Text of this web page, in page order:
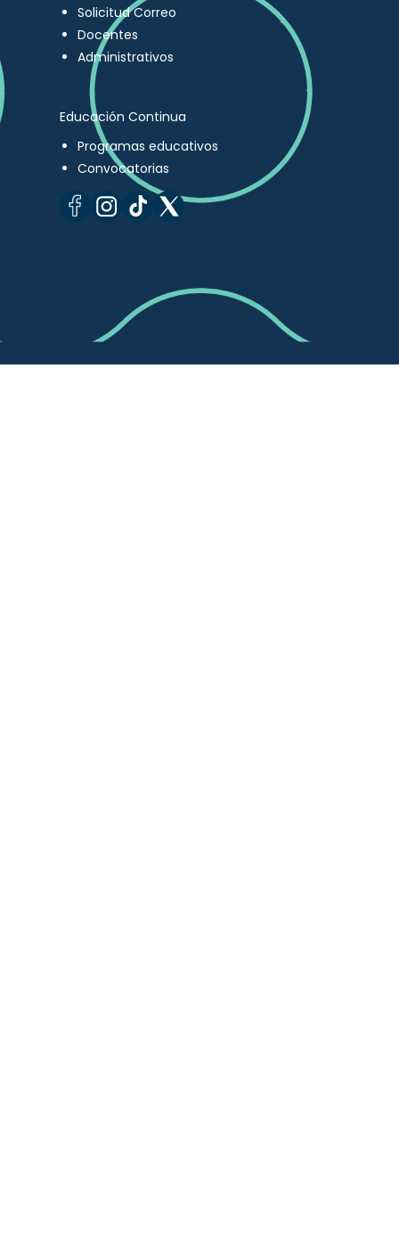
Solicitud Correo
Docentes
Administrativos
Educación Continua
Programas educativos
Convocatorias